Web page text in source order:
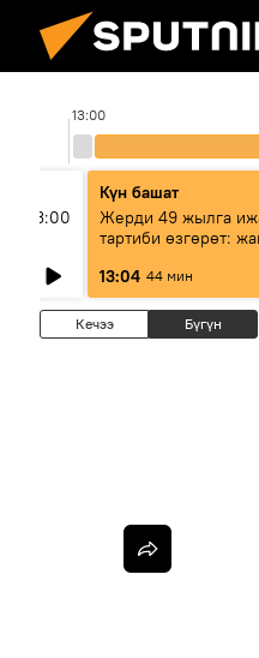
13:00
13:00
Күн башат
Жерди 49 жылга
тартиби өзгөрөт:
13:04 44 мин
Кечээ Бүгүн